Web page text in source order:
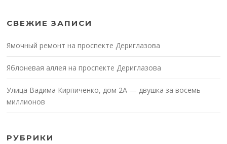
СВЕЖИЕ ЗАПИСИ
Ямочный ремонт на проспекте Дериглазова
Яблоневая аллея на проспекте Дериглазова
Улица Вадима Кирпиченко, дом 2А — двушка за восемь
миллионов
РУБРИКИ